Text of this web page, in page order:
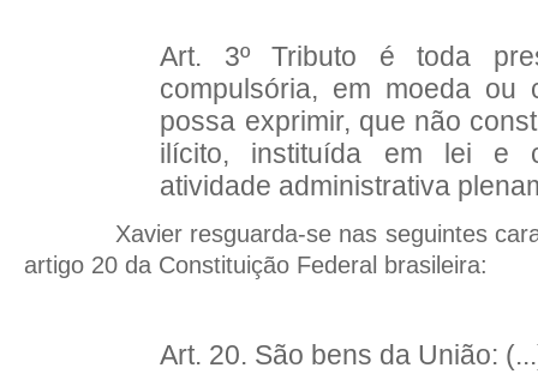
Art. 3º Tributo é toda
compulsória, em moeda ou
possa exprimir, que não
ilícito, instituída em lei e
atividade administrativa
Xavier resguarda-se nas seguintes
artigo 20 da Constituição Federal brasileira:
Art. 20. São bens da União: